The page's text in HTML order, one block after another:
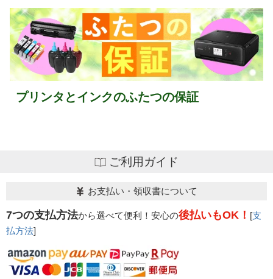
プリンタとインクのふたつの保証
ご利用ガイド
お支払い・領収書について
7つの支払方法から選べて便利！安心の後払いもOK！ [支
払方法]